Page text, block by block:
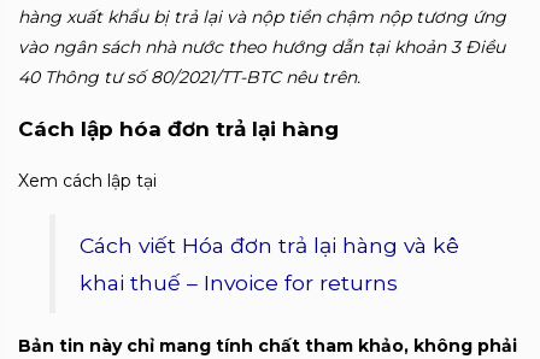
hàng xuất khẩu bị trả lại và nộp tiền chậm nộp tương ứng
vào ngân sách nhà nước theo hướng dẫn tại khoản 3 Điều
40 Thông tư số80/2021/TT-BTC nêu trên.
Cách lập hóa đơn trả lại hàng
Xem cách lập tại
Cách viết Hóa đơn trả lại hàng và kê
khai thuế – Invoice for returns
Bản tin này chỉ mang tính chất tham khảo, không phải